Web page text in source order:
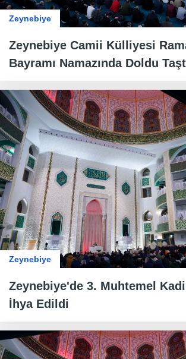
Zeynebiye
Zeynebiye Camii Külliyesi
Bayramı Namazında Doldu
Zeynebiye
Zeynebiye'de 3. Muhtemel
İhya Edildi